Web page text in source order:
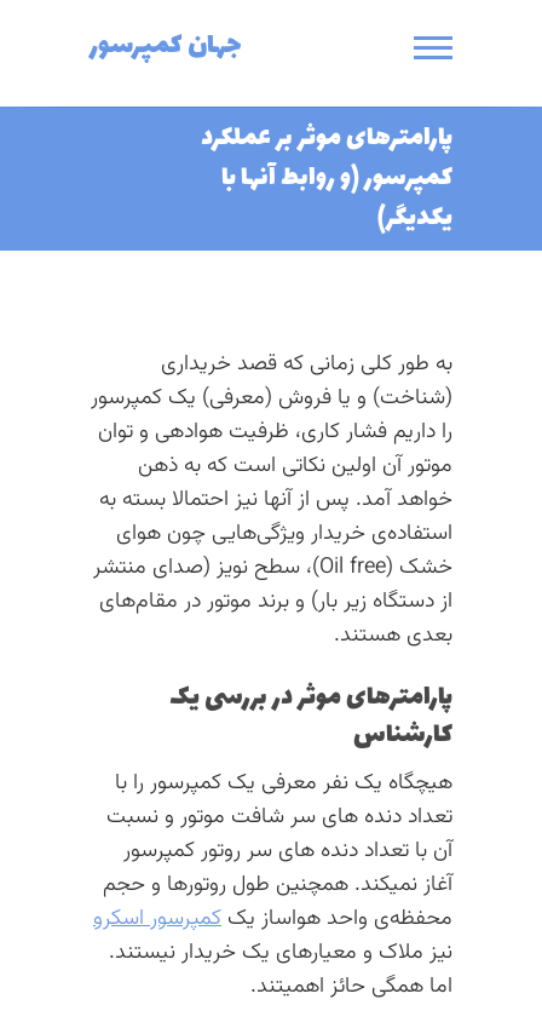
جهان کمپرسور
پارامترهای موثر بر عملکرد
کمپرسور (و روابط آنها با
یکدیگر)
به طور کلی زمانی که قصد خریداری
(شناخت) و یا فروش (معرفی) یک کمپرسور
را داریم فشار کاری،‌ ظرفیت هوادهی و توان
موتور آن اولین نکاتی است که به ذهن
خواهد آمد. پس از آنها نیز احتمالا بسته به
استفاده‌ی خریدار ویژگی‌هایی چون هوای
خشک (Oil free)، سطح نویز (صدای منتشر
از دستگاه زیر بار) و برند موتور در مقام‌های
بعدی هستند.
پارامترهای موثر در بررسی یک
کارشناس
هیچگاه یک نفر معرفی یک کمپرسور را با
تعداد دنده های سر شافت موتور و نسبت
آن با تعداد دنده‌ های سر روتور کمپرسور
آغاز نمیکند. همچنین طول روتورها و حجم
محفظه‌ی واحد هواساز یک کمپرسور اسکرو
نیز ملاک و معیارهای یک خریدار نیستند.
اما همگی حائز اهمیتند.